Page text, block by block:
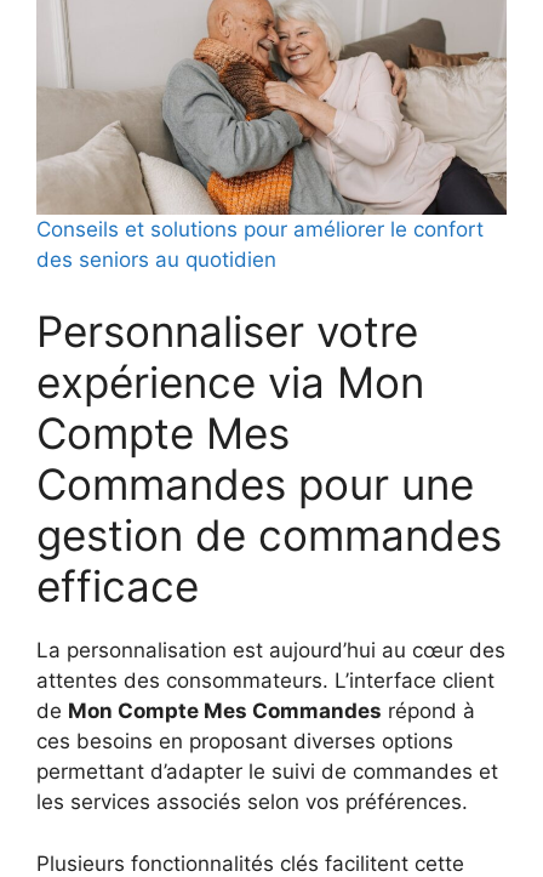
Conseils et solutions pour améliorer le confort
des seniors au quotidien
Personnaliser votre
expérience via Mon
Compte Mes
Commandes pour une
gestion de commandes
efficace
La personnalisation est aujourd’hui au cœur des
attentes des consommateurs. L’interface client
de Mon Compte Mes Commandes répond à
ces besoins en proposant diverses options
permettant d’adapter le suivi de commandes et
les services associés selon vos préférences.
Plusieurs fonctionnalités clés facilitent cette